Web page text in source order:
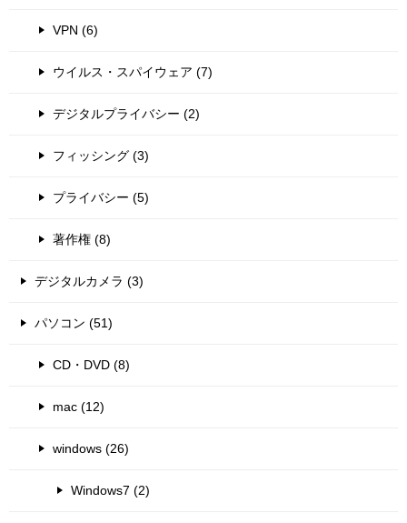
VPN (6)
ウイルス・スパイウェア (7)
デジタルプライバシー (2)
フィッシング (3)
プライバシー (5)
著作権 (8)
デジタルカメラ (3)
パソコン (51)
CD・DVD (8)
mac (12)
windows (26)
Windows7 (2)